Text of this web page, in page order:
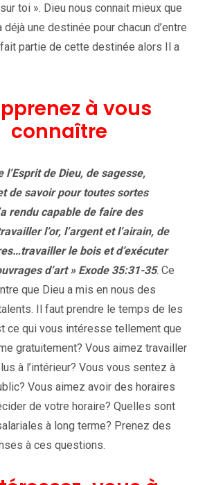
toi ». Dieu nous connait mieux que
une destinée pour chacun d’entre
partie de cette destinée alors Il a
à vous
connaître
l’Esprit de Dieu, de sagesse,
de savoir pour toutes sortes
rendu capable de faire des
l’or, l’argent et l’airain, de
le bois et d’exécuter
d’art » Exode 35:31-35. Ce
que Dieu a mis en nous des
Il faut prendre le temps de les
ce qui vous intéresse tellement que
gratuitement? Vous aimez travailler
à l’intérieur? Vous vous sentez à
Vous aimez avoir des horaires
de votre horaire? Quelles sont
à long terme? Prenez des
à ces questions.